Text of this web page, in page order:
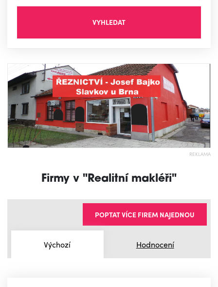
VYHLEDAT
REKLAMA
Firmy v "Realitní makléři"
Výchozí Hodnocení
POPTAT VÍCE FIREM NAJEDNOU